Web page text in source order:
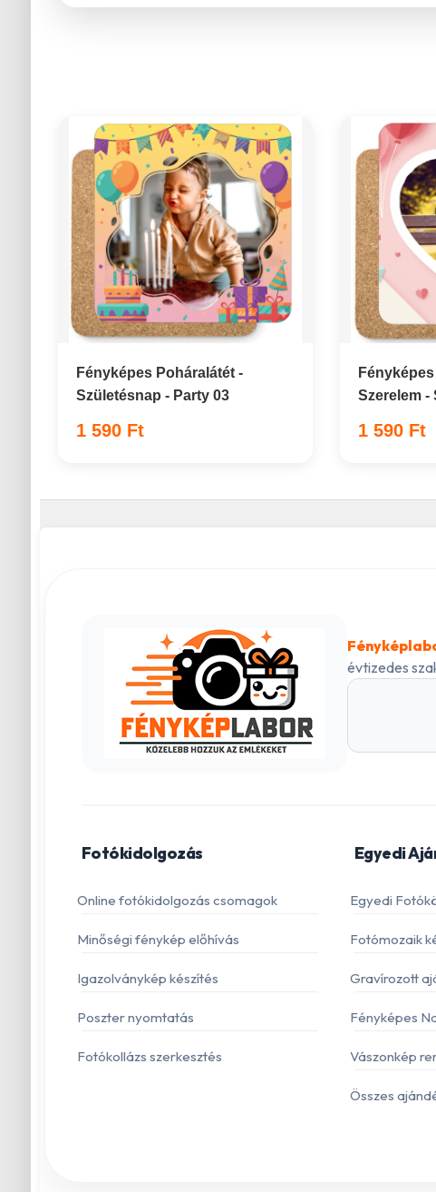
Fényképes Poháralátét -
Születésnap - Party 03
1 590 Ft
Szerelem -
1 590 Ft
évtizedes
Fotókidolgozás
Online fotókidolgozás csomagok
Minőségi fénykép előhívás
Igazolványkép készítés
Poszter nyomtatás
Fotókollázs szerkesztés
Egyedi
Egyedi
Fotómozaik
Gravírozott
Fényképes
Vászonkép
Összes